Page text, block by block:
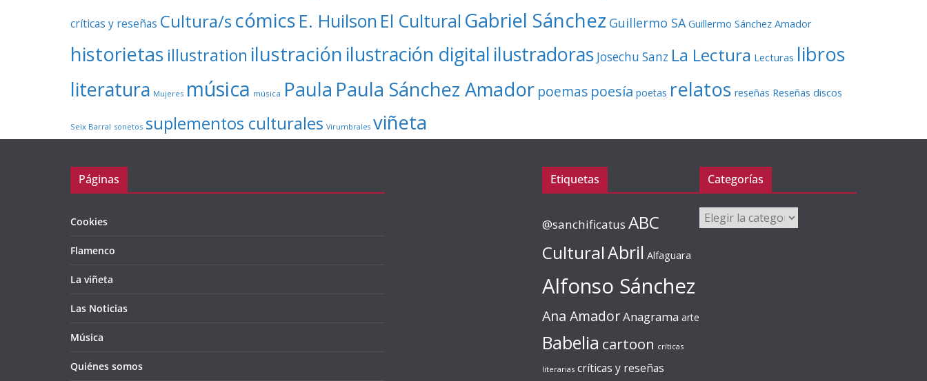
críticas y reseñas Cultura/s cómics E. Huilson El Cultural Gabriel Sánchez Guillermo SA Guillermo Sánchez Amador
historietas illustration ilustración ilustración digital ilustradoras Josechu Sanz La Lectura Lecturas libros
literatura Mujeres música música Paula Paula Sánchez Amador poemas poesía poetas relatos reseñas Reseñas discos
Seix Barral sonetos suplementos culturales Virumbrales viñeta
Páginas
Cookies
Flamenco
La viñeta
Las Noticias
Música
Quiénes somos
Etiquetas
@sanchificatus ABC
CulturalAbril Alfaguara
Alfonso Sánchez
Ana AmadorAnagrama arte
Babelia cartoon críticas
literarias críticas y reseñas
Categorías
Categorías